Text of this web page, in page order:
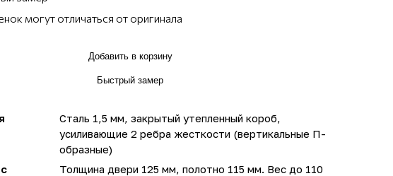
могут отличаться от оригинала
Добавить в корзину
Быстрый замер
Сталь 1,5 мм, закрытый утепленный короб,
усиливающие 2 ребра жесткости (вертикальные П-
образные)
Толщина двери 125 мм, полотно 115 мм. Вес до 110